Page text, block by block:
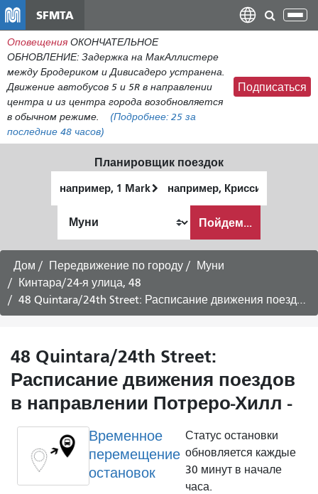
содержанию
SFMTA
Оповещения ОКОНЧАТЕЛЬНОЕ
ОБНОВЛЕНИЕ: Задержка на МакАллистере
между Бродериком и Дивисадеро устранена.
Движение автобусов 5 и 5R в направлении
центра и из центра города возобновляется
в обычном режиме.
(Подробнее: 25 за
последние 48 часов)
Подписаться
Планировщик поездок
местоположение
окончания
хочу
путешествовать
Пойдем...
Дом Передвижение по городу
Муни
Кинтара/24-я улица, 48
48 Quintara/24th Street: Расписание движения поездов в направлении Потреро-Хилл -
48 Quintara/24th Street:
Расписание движения поездов
в направлении Потреро-Хилл -
Временное
перемещение
остановок
Статус остановки
обновляется каждые
30 минут в начале
часа.